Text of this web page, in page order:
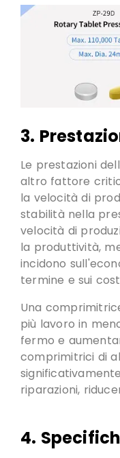
3.
Le prestazioni
altro fattore
la velocità di
stabilità nella
velocità di
la produttività,
incidono
termine e sui
Una
più lavoro in
fermo e
comprimitrici di
riparazioni,
4.